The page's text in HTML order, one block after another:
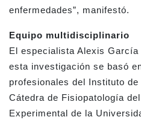
enfermedades”, manifestó.
Equipo multidisciplinario
El especialista Alexis
esta investigación se basó
profesionales del Instituto
Cátedra de Fisiopatología
Experimental de la